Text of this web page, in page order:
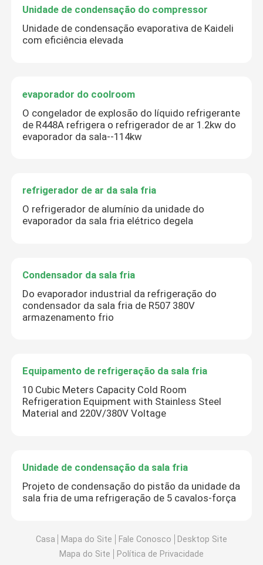
Unidade de condensação do compressor
Unidade de condensação evaporativa de Kaideli
com eficiência elevada
evaporador do coolroom
O congelador de explosão do líquido refrigerante
de R448A refrigera o refrigerador de ar 1.2kw do
evaporador da sala--114kw
refrigerador de ar da sala fria
O refrigerador de alumínio da unidade do
evaporador da sala fria elétrico degela
Condensador da sala fria
Do evaporador industrial da refrigeração do
condensador da sala fria de R507 380V
armazenamento frio
Equipamento de refrigeração da sala fria
10 Cubic Meters Capacity Cold Room
Refrigeration Equipment with Stainless Steel
Material and 220V/380V Voltage
Unidade de condensação da sala fria
Projeto de condensação do pistão da unidade da
sala fria de uma refrigeração de 5 cavalos-força
Casa Mapa do Site Fale Conosco
Desktop Site
Mapa do Site
Política de Privacidade